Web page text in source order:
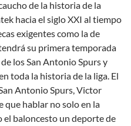
de la historia de la
hacia el siglo XXI al tiempo
exigentes como la de
su primera temporada
los San Antonio Spurs y
toda la historia de la liga. El
Antonio Spurs, Victor
que hablar no solo en la
el baloncesto un deporte de